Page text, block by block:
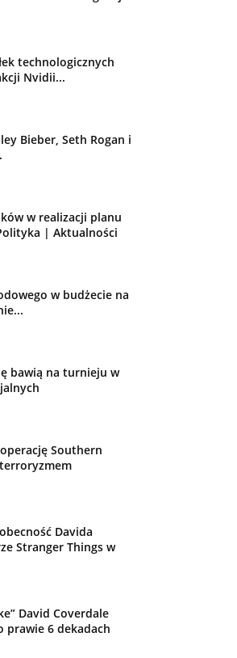
technologicznych
Nvidii...
Bieber, Seth Rogan i
w realizacji planu
| Aktualności
w budżecie na
bawią na turnieju w
Southern
Davida
Stranger Things w
David Coverdale
prawie 6 dekadach